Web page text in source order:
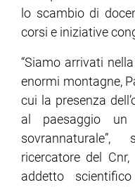
lo scambio di
corsi e iniziative
“Siamo arrivati
enormi montagne,
cui la presenza
al paesaggio
ricercatore del
addetto